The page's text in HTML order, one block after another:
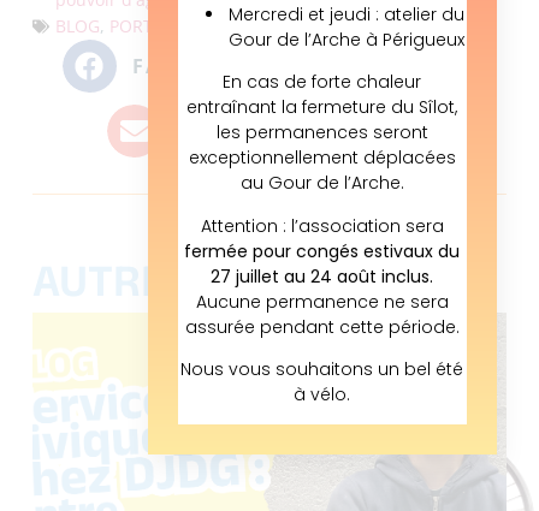
MARINE, DE DJDG À LA
CRESS : PORTRAIT D’UNE
BATTANTE DE L’ESS !
AFAC24 X DJDG :
L’ALLIANCE QUI FAIT
Mercredi et jeudi : atelier du
Gour de l’Arche à Périgueux
En cas de forte chaleur
entraînant la fermeture du Sîlot,
les permanences seront
exceptionnellement déplacées
au Gour de l’Arche.
Attention : l’association sera
fermée pour congés estivaux du
27 juillet au 24 août inclus.
Aucune permanence ne sera
assurée pendant cette période.
Nous vous souhaitons un bel été
à vélo.